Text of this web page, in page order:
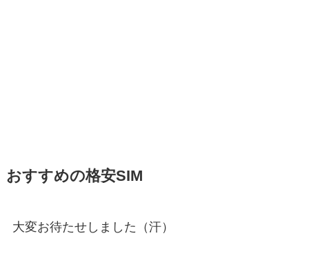
おすすめの格安SIM
大変お待たせしました（汗）